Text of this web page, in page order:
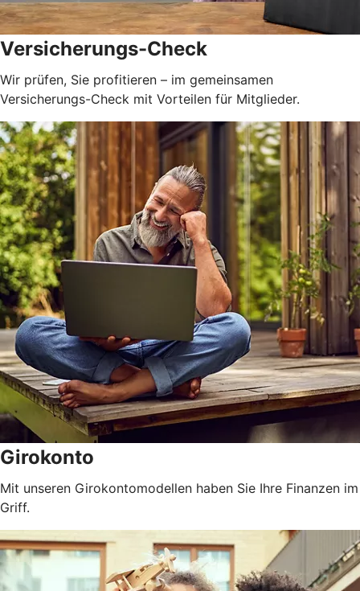
Versicherungs-Check
Wir prüfen, Sie profitieren – im gemeinsamen
Versicherungs-Check mit Vorteilen für Mitglieder.
Girokonto
Mit unseren Girokontomodellen haben Sie Ihre Finanzen im
Griff.